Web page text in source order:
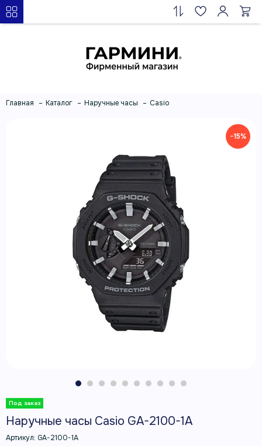
Главная Каталог Наручные часы Casio
−15%
Наручные часы Casio GA-2100-1A
Артикул: GA-2100-1A